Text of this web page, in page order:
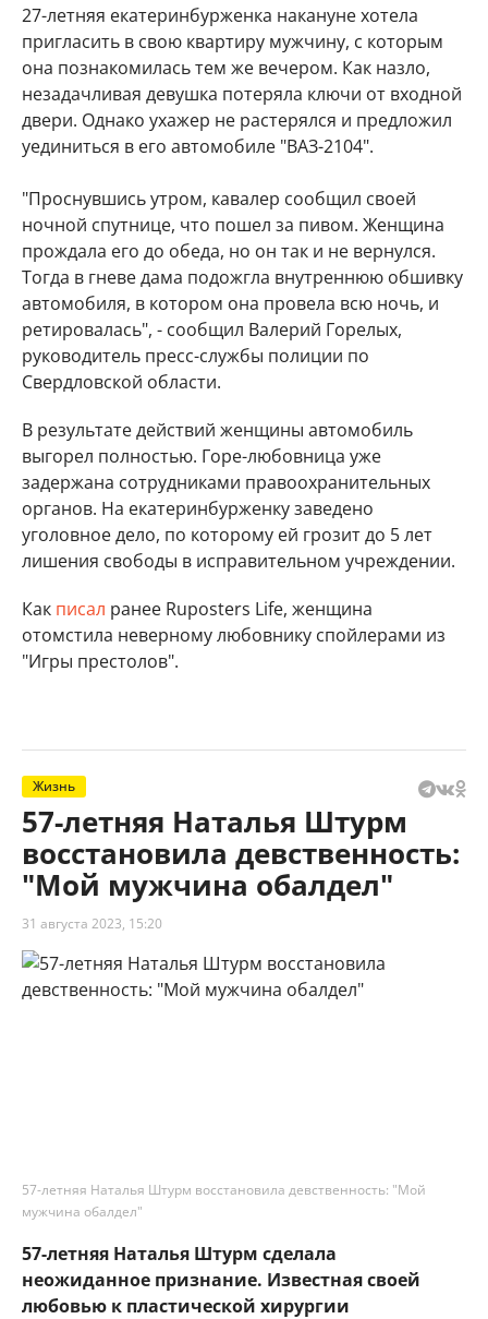
27-летняя екатеринбурженка накануне хотела
пригласить в свою квартиру мужчину, с которым
она познакомилась тем же вечером. Как назло,
незадачливая девушка потеряла ключи от входной
двери. Однако ухажер не растерялся и предложил
уединиться в его автомобиле "ВАЗ-2104".
"Проснувшись утром, кавалер сообщил своей
ночной спутнице, что пошел за пивом. Женщина
прождала его до обеда, но он так и не вернулся.
Тогда в гневе дама подожгла внутреннюю обшивку
автомобиля, в котором она провела всю ночь, и
ретировалась", - сообщил Валерий Горелых,
руководитель пресс-службы полиции по
Свердловской области.
В результате действий женщины автомобиль
выгорел полностью. Горе-любовница уже
задержана сотрудниками правоохранительных
органов. На екатеринбурженку заведено
уголовное дело, по которому ей грозит до 5 лет
лишения свободы в исправительном учреждении.
Как писал ранее Ruposters Life, женщина
отомстила неверному любовнику спойлерами из
"Игры престолов".
Жизнь
57-летняя Наталья Штурм
восстановила девственность:
"Мой мужчина обалдел"
31 августа 2023, 15:20
57-летняя Наталья Штурм восстановила девственность: "Мой
мужчина обалдел"
57-летняя Наталья Штурм сделала
неожиданное признание. Известная своей
любовью к пластической хирургии